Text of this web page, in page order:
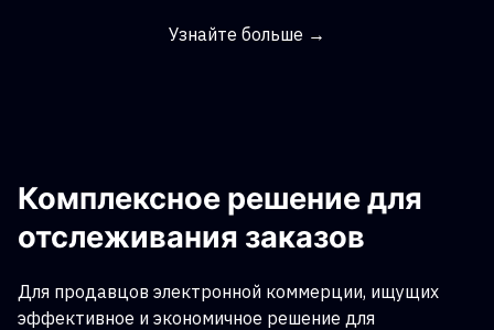
Узнайте больше →
Комплексное решение для
отслеживания заказов
Для продавцов электронной коммерции, ищущих
эффективное и экономичное решение для